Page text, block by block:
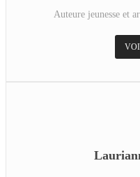
Auteure jeunesse et